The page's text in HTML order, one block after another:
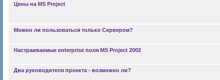
Цены на MS Project
Можно ли пользоваться только Сервером?
Настраиваемые enterprise поля MS Project 2002
Два руководителя проекта - возможно ли?